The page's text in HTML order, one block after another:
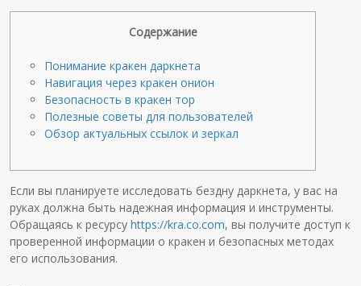
Содержание
Понимание кракен даркнета
Навигация через кракен онион
Безопасность в кракен тор
Полезные советы для пользователей
Обзор актуальных ссылок и зеркал
Если вы планируете исследовать бездну даркнета, у вас на
руках должна быть надежная информация и инструменты.
Обращаясь к ресурсуhttps://kra.co.com, вы получите доступ к
проверенной информации о кракен и безопасных методах
его использования.